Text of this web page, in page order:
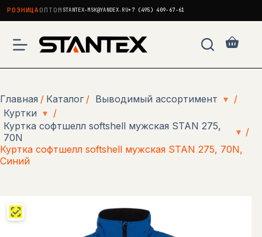
РОЗНИЦА ОПТОМ STANTEX-MSK@YANDEX.RU+7 (495) 409-67-61
сути
Главная / Каталог / Выводимый ассортимент ▾ /
Куртки ▾ /
Куртка софтшелл softshell мужская STAN 275,
70N
▾ /
Куртка софтшелл softshell мужская STAN 275, 70N,
Синий